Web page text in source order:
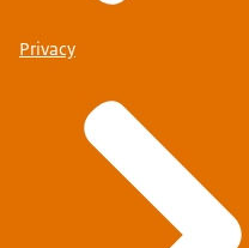
Privacy